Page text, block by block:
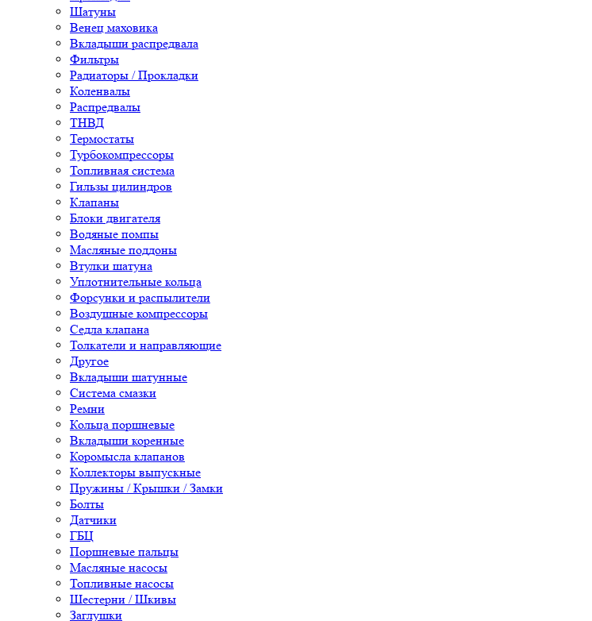
Шатуны
Венец маховика
Вкладыши распредвала
Фильтры
Радиаторы / Прокладки
Коленвалы
Распредвалы
ТНВД
Термостаты
Турбокомпрессоры
Топливная система
Гильзы цилиндров
Клапаны
Блоки двигателя
Водяные помпы
Масляные поддоны
Втулки шатуна
Уплотнительные кольца
Форсунки и распылители
Воздушные компрессоры
Седла клапана
Толкатели и направляющие
Другое
Вкладыши шатунные
Система смазки
Ремни
Кольца поршневые
Вкладыши коренные
Коромысла клапанов
Коллекторы выпускные
Пружины / Крышки / Замки
Болты
Датчики
ГБЦ
Поршневые пальцы
Масляные насосы
Топливные насосы
Шестерни / Шкивы
Заглушки